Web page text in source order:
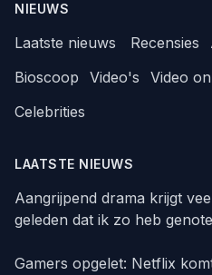
NIEUWS
Laatste nieuws Recensies
Bioscoop
Video's Video
Celebrities
LAATSTE NIEUWS
Aangrijpend drama krijgt
geleden dat ik zo heb
Gamers opgelet: Netflix